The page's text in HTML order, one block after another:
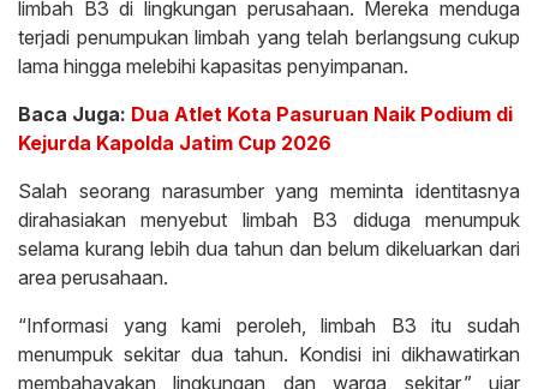
limbah B3 di lingkungan perusahaan. Mereka menduga
terjadi penumpukan limbah yang telah berlangsung cukup
lama hingga melebihi kapasitas penyimpanan.
Baca Juga: Dua Atlet Kota Pasuruan Naik Podium di
Kejurda Kapolda Jatim Cup 2026
Salah seorang narasumber yang meminta identitasnya
dirahasiakan menyebut limbah B3 diduga menumpuk
selama kurang lebih dua tahun dan belum dikeluarkan dari
area perusahaan.
“Informasi yang kami peroleh, limbah B3 itu sudah
menumpuk sekitar dua tahun. Kondisi ini dikhawatirkan
membahayakan lingkungan dan warga sekitar,” ujar